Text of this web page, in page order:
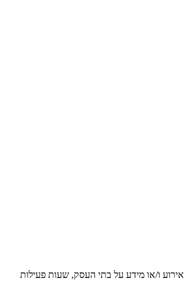
ו/או מידע על בתי העסק, שעות פעילות